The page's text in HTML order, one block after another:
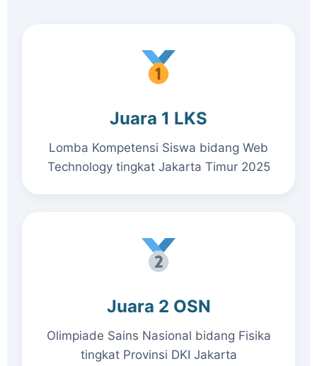
Juara 1 LKS
Lomba Kompetensi Siswa bidang Web
Technology tingkat Jakarta Timur 2025
Juara 2 OSN
Olimpiade Sains Nasional bidang Fisika
tingkat Provinsi DKI Jakarta